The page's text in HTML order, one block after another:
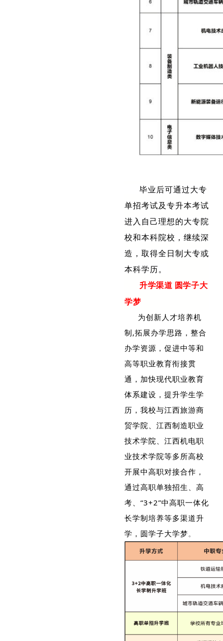
毕业后可通过大专
单招考试及专升本考试
进入自己理想的大专院
校和本科院校，继续深
造，取得全日制大专或
本科学历。
升学渠道 圆学子大
学梦
为创新人才培养机
制,拓展办学思路，整合
办学资源，促进中等和
高等职业教育衔接贯
通，加快现代职业教育
体系建设，提升学生学
历，我校与江西旅游商
贸学院、江西制造职业
技术学院、江西机电职
业技术学院等多所高校
开展中高职对接合作，
通过高职单独招生、高
考、“3+2”中高职一体化
长学制培养等多渠道升
学，圆学子大学梦。